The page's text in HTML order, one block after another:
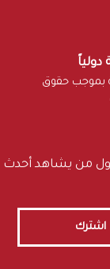
بموجب حقوق
من يشاهد أحدث
اشترك